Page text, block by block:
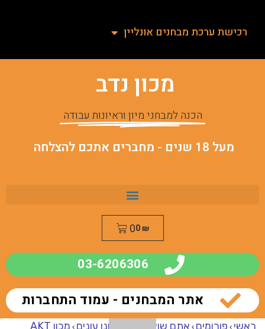
רכישת ערכת מבחנים אונליין
מכון נדב
הכנה למבחני מיון וראיונות עבודה
מעל 18 שנים - מחברים אתכם להצלחה
0₪
0
03-6206306
אתר המבחנים - עמוד התחברות
ראשי › פורומים › אתם שואלים – אנחנו עונים ›
מכון AKT